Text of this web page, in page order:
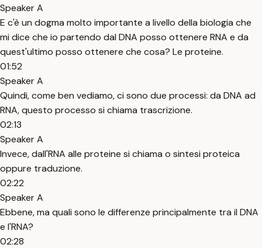
Speaker A
E c'è un dogma molto importante a livello della biologia che
mi dice che io partendo dal DNA posso ottenere RNA e da
quest'ultimo posso ottenere che cosa? Le proteine.
01:52
Speaker A
Quindi, come ben vediamo, ci sono due processi: da DNA ad
RNA, questo processo si chiama trascrizione.
02:13
Speaker A
Invece, dall'RNA alle proteine si chiama o sintesi proteica
oppure traduzione.
02:22
Speaker A
Ebbene, ma quali sono le differenze principalmente tra il DNA
e l'RNA?
02:28